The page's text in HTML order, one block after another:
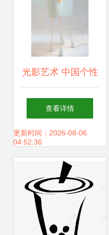
光影艺术 中国个性
落地灯的创意设计
融合【网站设计深
度解析】
查看详情
更新时间：2026-08-06
04:52:36